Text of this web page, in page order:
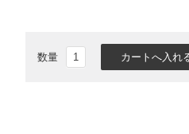
数量